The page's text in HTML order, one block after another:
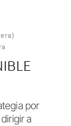
por
a